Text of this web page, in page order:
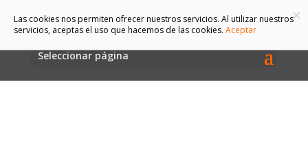
Seleccionar página
×
Las cookies nos permiten ofrecer nuestros servicios. Al utilizar nuestros
servicios, aceptas el uso que hacemos de las cookies. Aceptar